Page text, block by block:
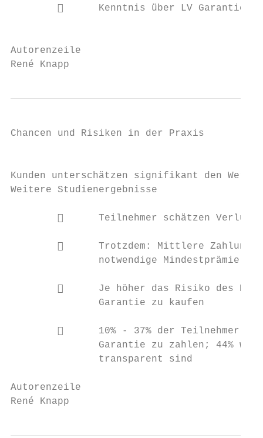
      Kenntnis über LV Garantien
Autorenzeile
René Knapp
Chancen und Risiken in der Praxis
Kunden unterschätzen signifikant den Wert
Weitere Studienergebnisse
      Teilnehmer schätzen
      Trotzdem: Mittlere
               notwendige Mindestprämie
      Je höher das Risiko des
               Garantie zu kaufen
      10% - 37% der Teilnehmer
Garantie zu zahlen; 44%
               transparent sind
Autorenzeile
René Knapp